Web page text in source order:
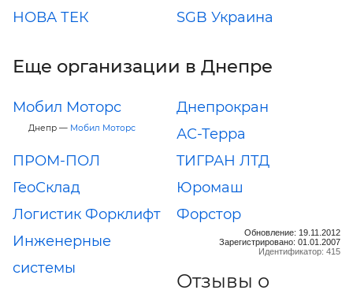
НОВА ТЕК
SGB Украина
Еще организации в Днепре
Мобил Моторс
Днепр — Мобил Моторс
Днепрокран
АС-Терра
ПРОМ-ПОЛ
TИГРАН ЛТД
ГеоСклад
Юромаш
Логистик Форклифт
Форстор
Инженерные
системы
Обновление: 19.11.2012
Зарегистрировано: 01.01.2007
Идентификатор: 415
Отзывы о